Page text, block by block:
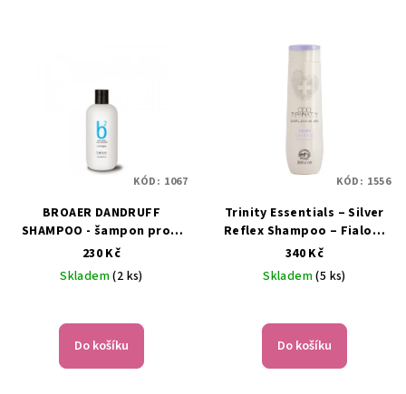
BROAER DANDRUFF
SHAMPOO - šampon proti
lupům - 250ml
230 Kč
Skladem(2 ks)
Do košíku
KÓD: 1067
Trinity Essentials – Silver
Reflex Shampoo – Fialový
šampon pro blond, šedivé
a odbarvené vlasy – 300 ml
340 Kč
Skladem(5 ks)
hodnocení
produktu
Do košíku
KÓD: 1556